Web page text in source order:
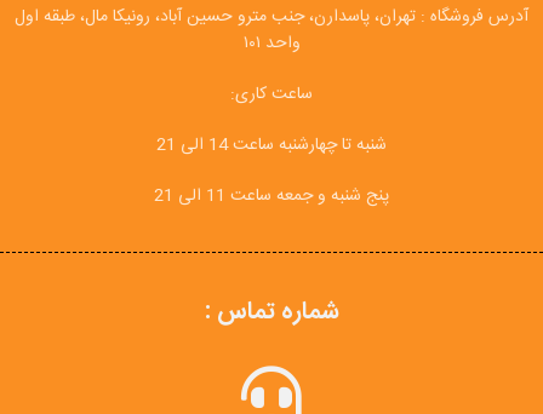
آدرس فروشگاه : تهران، پاسدارن، جنب مترو حسین آباد، رونیکا مال، طبقه اول
واحد ۱۰۱
ساعت کاری:
شنبه تا چهارشنبه ساعت 14 الی 21
پنج شنبه و جمعه ساعت 11 الی 21
شماره تماس :